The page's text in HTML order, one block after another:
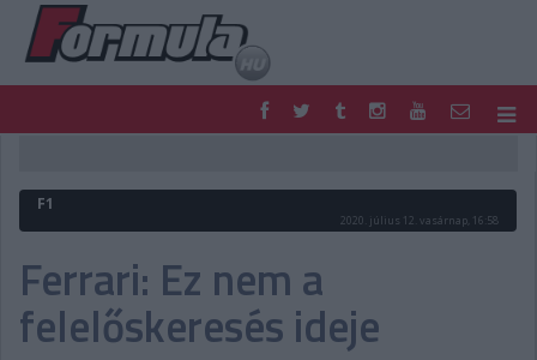
FORMULA
MOTOR
PODCAST
SHOP
LIVE
TIPPJÁTÉK
DIGITÁLIS MAGAZIN
PONTÁLLÁSOK
F1
2020. július 12. vasárnap, 16:58
Ferrari: Ez nem a
felelőskeresés ideje